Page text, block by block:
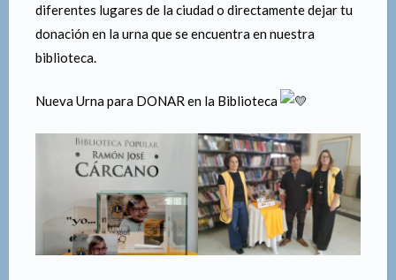
diferentes lugares de la ciudad o directamente dejar tu
donación en la urna que se encuentra en nuestra
biblioteca.
Nueva Urna para DONAR en la Biblioteca